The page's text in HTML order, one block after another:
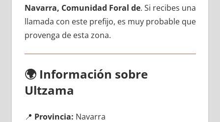
Navarra, Comunidad Foral de. Si recibes una
llamada сοn еstе prefijo, es muy probable quе
provenga dе esta zona.
🌍 Información sobre
Ultzama
📍 Provincia: Navarra